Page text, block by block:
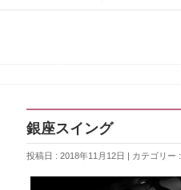
銀座スイング
投稿日 : 2018年11月12日 | カテゴリー :